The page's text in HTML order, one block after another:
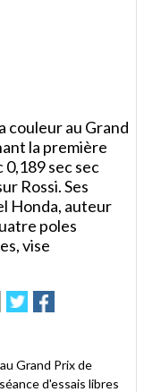
couleur au Grand
la première
0,189 sec sec
Rossi. Ses
Honda, auteur
poles
vise
EnvoyerPartager
sur
sur
Grand Prix de
d'essais libres